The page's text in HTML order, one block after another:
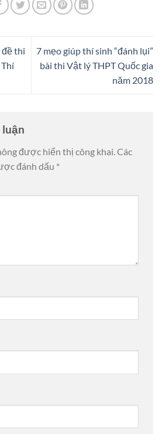
thi
7 mẹo giúp thí sinh “đánh lụi”
bài thi Vật lý THPT Quốc gia
năm 2018
được hiển thị công khai.Các
đánh dấu *